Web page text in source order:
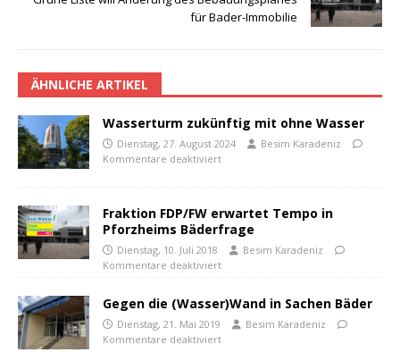
für Bader-Immobilie
ÄHNLICHE ARTIKEL
Wasserturm zukünftig mit ohne Wasser
Dienstag, 27. August 2024
Besim Karadeniz
Kommentare deaktiviert
Fraktion FDP/FW erwartet Tempo in
Pforzheims Bäderfrage
Dienstag, 10. Juli 2018
Besim Karadeniz
Kommentare deaktiviert
Gegen die (Wasser)Wand in Sachen Bäder
Dienstag, 21. Mai 2019
Besim Karadeniz
Kommentare deaktiviert